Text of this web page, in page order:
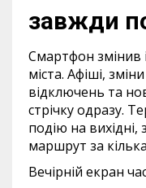
завжди
Смартфон змінив
міста. Афіші,
відключень та
стрічку одразу.
подію на
маршрут за
Вечірній екран